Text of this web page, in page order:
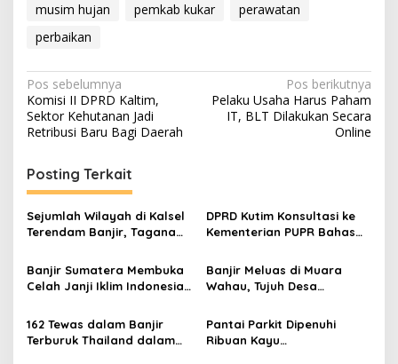
musim hujan
pemkab kukar
perawatan
perbaikan
Navigasi
pos
Pos sebelumnya
Komisi II DPRD Kaltim,
Sektor Kehutanan Jadi
Retribusi Baru Bagi Daerah
Pos berikutnya
Pelaku Usaha Harus Paham
IT, BLT Dilakukan Secara
Online
Posting Terkait
Sejumlah Wilayah di Kalsel
Terendam Banjir, Tagana
DPRD Kutim Konsultasi ke
Kementerian PUPR Bahas
Irigasi Pertanian
Banjir Sumatera Membuka
Celah Janji Iklim Indonesia
Banjir Meluas di Muara
Wahau, Tujuh Desa
Air Terus Naik
162 Tewas dalam Banjir
Terburuk Thailand dalam
Pantai Parkit Dipenuhi
Ribuan Kayu